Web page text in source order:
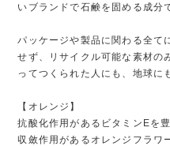
いブランドで石鹸を固める成分
パッケージや製品に関わる全て
せず、リサイクル可能な素材の
ってつくられた人にも、地球に
【オレンジ】
抗酸化作用があるビタミンEを
収斂作用があるオレンジフラワ